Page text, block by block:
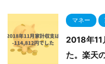
マネー
2018年11
た。楽天